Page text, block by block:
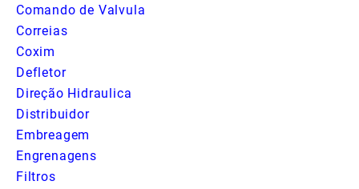
Comando de Valvula
Correias
Coxim
Defletor
Direção Hidraulica
Distribuidor
Embreagem
Engrenagens
Filtros